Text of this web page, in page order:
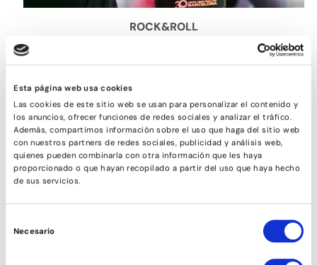
Esta página web usa cookies
Las cookies de este sitio web se usan para personalizar el contenido y
los anuncios, ofrecer funciones de redes sociales y analizar el tráfico.
Además, compartimos información sobre el uso que haga del sitio web
con nuestros partners de redes sociales, publicidad y análisis web,
quienes pueden combinarla con otra información que les haya
proporcionado o que hayan recopilado a partir del uso que haya hecho
de sus servicios.
de
Necesario
ROCK&ROLL